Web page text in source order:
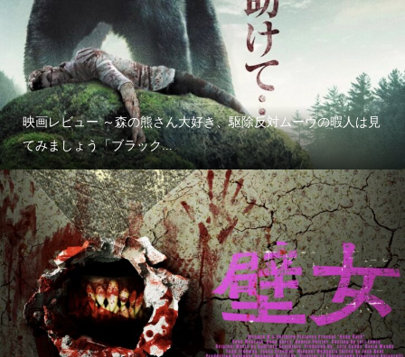
映画レビュー ～森の熊さん大好き、駆除反対ムーヴの暇人は見
てみましょう「ブラック...